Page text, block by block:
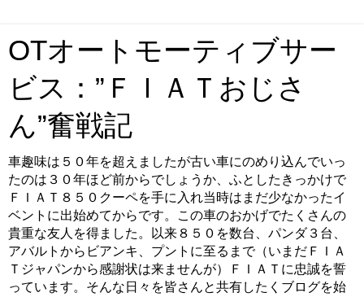
OTオートモーティブサー
ビス：”ＦＩＡＴおじさ
ん”奮戦記
車趣味は５０年を超えましたが古い車にのめり込んでいっ
たのは３０年ほど前からでしょうか、ふとしたきっかけで
ＦＩＡＴ８５０クーペを手に入れ当時はまだ少なかったイ
ベントに出始めてからです。この車のおかげでたくさんの
貴重な友人を得ました。以来８５０を数台、パンダ３台、
アバルトからビアンキ、プントに至るまで（いまだＦＩＡ
Ｔジャパンから感謝状は来ませんが）ＦＩＡＴに忠誠を誓
っています。そんな日々を皆さんと共有したくブログを始